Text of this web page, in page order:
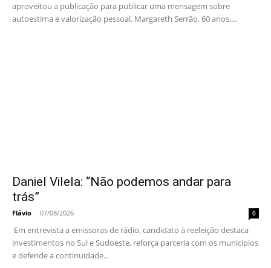
aproveitou a publicação para publicar uma mensagem sobre
autoestima e valorização pessoal. Margareth Serrão, 60 anos,...
Daniel Vilela: “Não podemos andar para
trás”
Flávio - 07/08/2026 0
Em entrevista a emissoras de rádio, candidato à reeleição destaca
investimentos no Sul e Sudoeste, reforça parceria com os municípios
e defende a continuidade...